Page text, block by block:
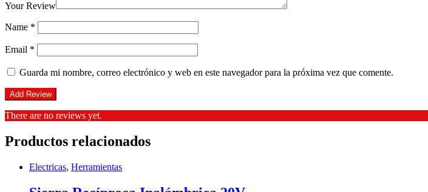
Your Review
Name *
Email *
Guarda mi nombre, correo electrónico y web en este navegador para la próxima vez que comente.
There are no reviews yet.
Productos relacionados
Electricas, Herramientas